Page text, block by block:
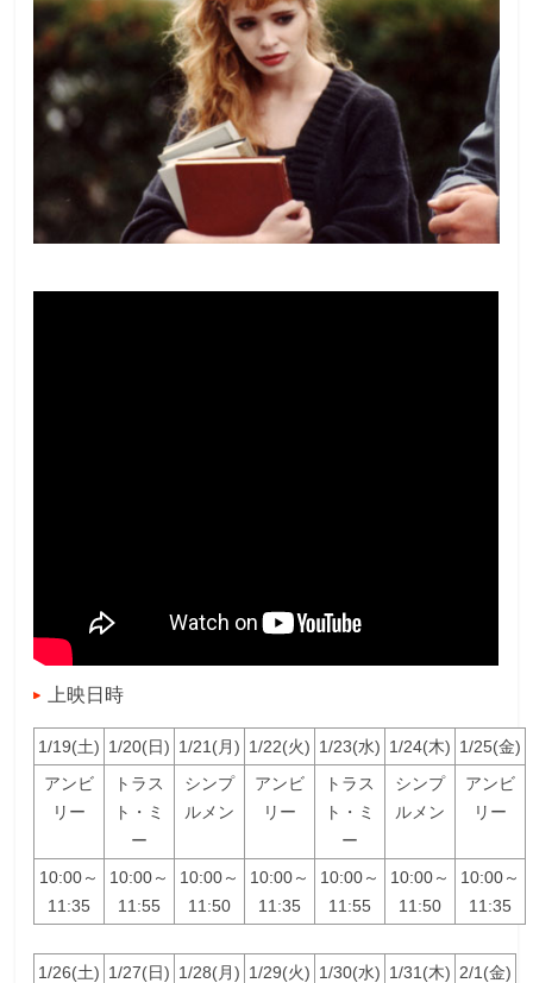
上映日時
1/19(土) 1/20(日) 1/21(月) 1/22(火) 1/23(水) 1/24(木) 1/25(金)
アンビ
リー
トラス
ト・ミ
ー
シンプ
ルメン
アンビ
リー
トラス
ト・ミ
ー
シンプ
ルメン
アンビ
リー
10:00～
11:35
10:00～
11:55
10:00～
11:50
10:00～
11:35
10:00～
11:55
10:00～
11:50
10:00～
11:35
1/26(土) 1/27(日) 1/28(月) 1/29(火) 1/30(水) 1/31(木) 2/1(金)